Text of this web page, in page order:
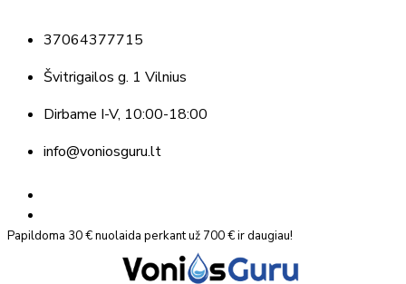
37064377715
Švitrigailos g. 1 Vilnius
Dirbame I-V, 10:00-18:00
info@voniosguru.lt
Papildoma 30 € nuolaida perkant už 700 € ir daugiau!